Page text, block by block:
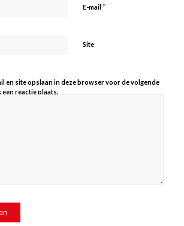
E-mail*
Site
en site opslaan in deze browser voor de volgende
een reactie plaats.